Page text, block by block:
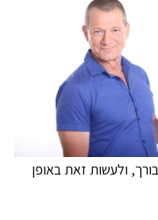
ולעשות זאת באופן